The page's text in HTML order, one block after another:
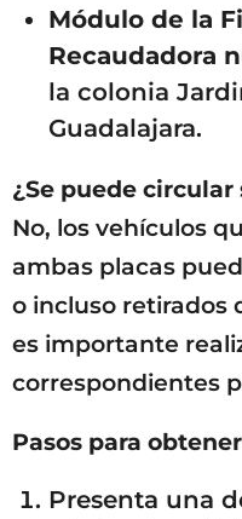
Módulo de la
Recaudadora
la colonia
Guadalajara.
¿Se puede circular
No, los vehículos
ambas placas
o incluso retirados
es importante
correspondientes
Pasos para
Presenta una